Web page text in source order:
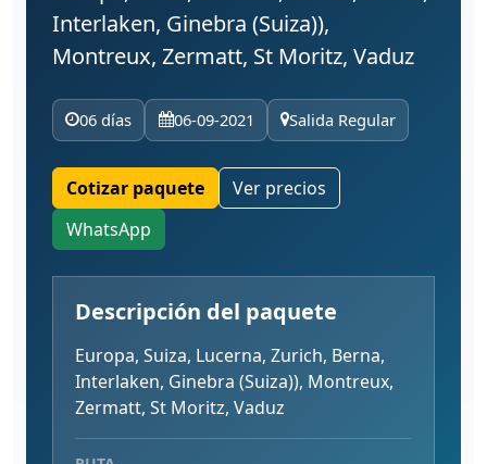
Interlaken, Ginebra (Suiza)),
Montreux, Zermatt, St Moritz, Vaduz
06 días 06-09-2021 Salida Regular
Cotizar paquete
Ver precios
WhatsApp
Descripción del paquete
Europa, Suiza, Lucerna, Zurich, Berna,
Interlaken, Ginebra (Suiza)), Montreux,
Zermatt, St Moritz, Vaduz